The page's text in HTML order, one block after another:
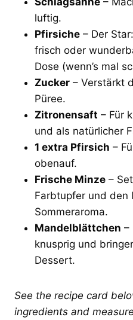
luftig.
Pfirsiche – Der
frisch oder
Dose (wenn’s mal
Zucker – Verstärkt
Püree.
Zitronensaft – Für
und als natürlicher
1 extra Pfirsich –
obenauf.
Frische Minze –
Farbtupfer und den
Sommeraroma.
Mandelblättchen –
knusprig und
Dessert.
See the recipe card
ingredients and